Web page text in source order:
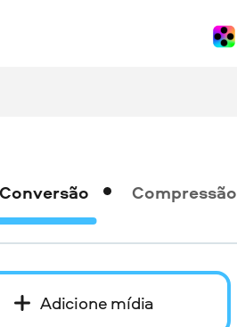
Conversão Compressão
Adicione mídia